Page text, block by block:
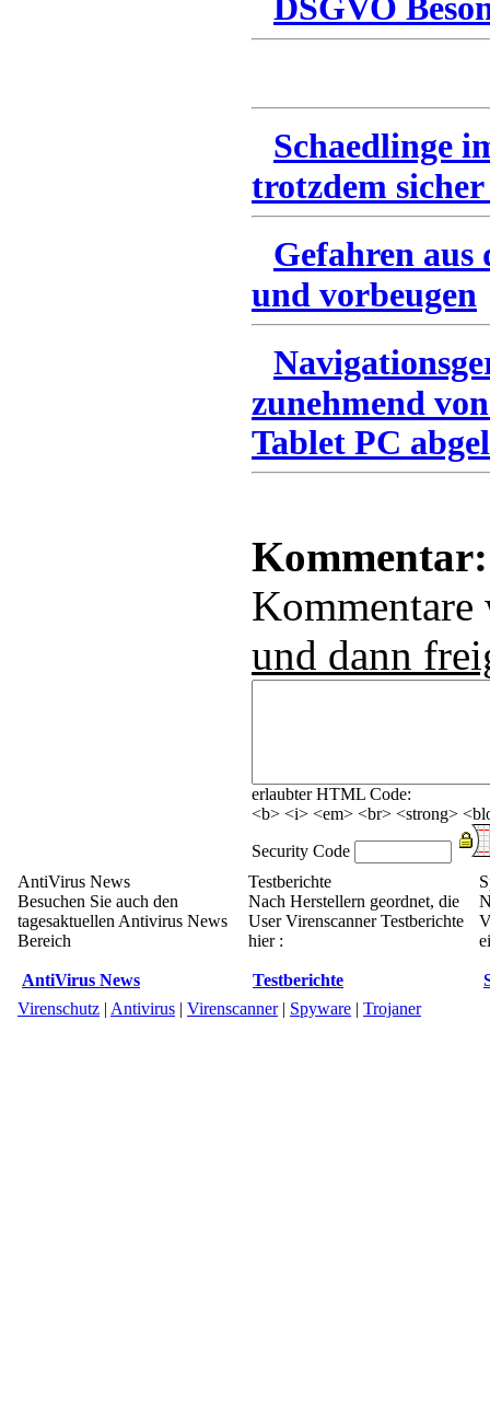
DSGVO
Schaedlinge
trotzdem
Gefahren
und vorbeugen
zunehmend
Tablet PC
Kommentar:
und dann
erlaubter HTML Code:
<b> <i> <em> <br> <strong>
Security Code
AntiVirus News
Besuchen Sie auch den
tagesaktuellen Antivirus News
Bereich
AntiVirus News
Testberichte
Nach Herstellern geordnet, die
User Virenscanner Testberichte
hier :
Testberichte
Virenschutz | Antivirus | Virenscanner| Spyware | Trojaner